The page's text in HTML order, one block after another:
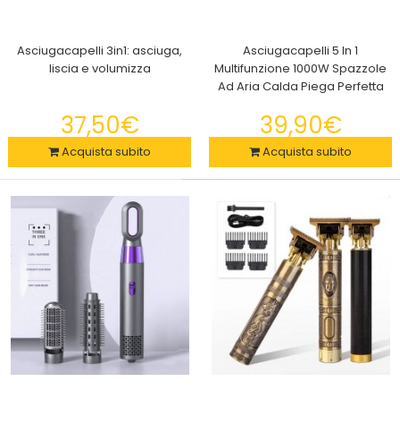
Arricciacapelli Automatico Portatile, Senza Fili per Capelli Corti
e per Capelli Lunghi
39,90€
Arricciacapelli Automatico, Portatile, Senza Fili, Bellissima per
Capelli Corti e Capelli LunghiIl n..
Asciugacapelli 3in1: asciuga,
liscia e volumizza
37,50€
Acquista subito
Asciugacapelli 5 In 1
Multifunzione 1000W Spazzole
Ad Aria Calda Piega Perfetta
39,90€
Acquista subito